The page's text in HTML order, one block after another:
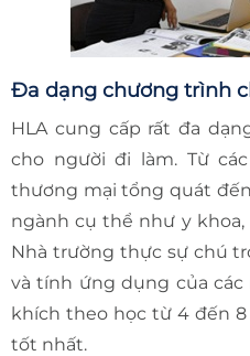
Đa dạng chương trình
HLA cung cấp rất đa
cho người đi làm. Từ
thương mại tổng quát đến
ngành cụ thể như y khoa,
Nhà trường thực sự chú
và tính ứng dụng của
khích theo học từ 4 đến
tốt nhất.